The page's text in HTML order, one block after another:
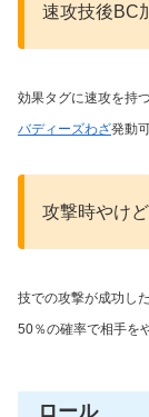
速攻技後BC
効果タグに速攻を持
バディーズわざ発動
攻撃時やけ
技での攻撃が成功し
50％の確率で相手を
ロール